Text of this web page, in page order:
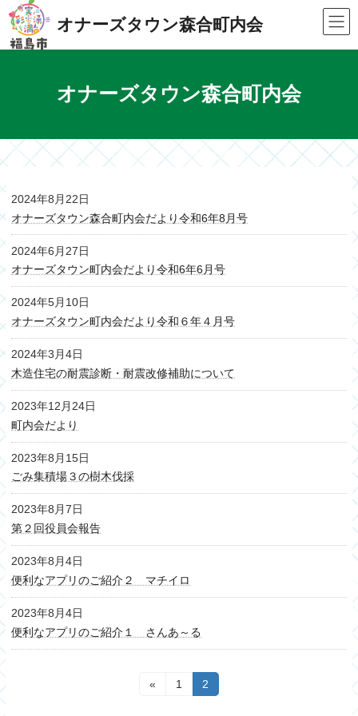
Skip
to
the
content
Skip
to
the
Navigation
オナーズタウン森合町内会
オナーズタウン森合町内会
2024年8月22日
オナーズタウン森合町内会だより令和6年8月号
2024年6月27日
オナーズタウン町内会だより令和6年6月号
2024年5月10日
オナーズタウン町内会だより令和６年４月号
2024年3月4日
木造住宅の耐震診断・耐震改修補助について
2023年12月24日
町内会だより
2023年8月15日
ごみ集積場３の樹木伐採
2023年8月7日
第２回役員会報告
2023年8月4日
便利なアプリのご紹介２ マチイロ
2023年8月4日
便利なアプリのご紹介１ さんあ～る
« Page
1 Page
2